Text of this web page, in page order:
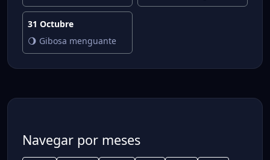
31 Octubre
🌖 Gibosa menguante
Navegar por meses